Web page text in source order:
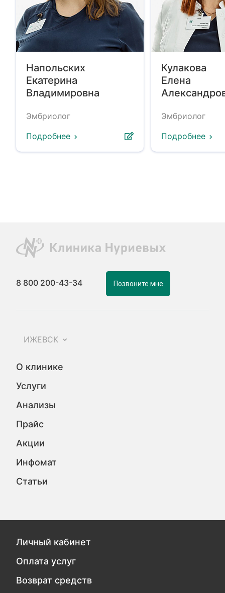
Напольских
Екатерина
Владимировна
Эмбриолог
Подробнее
Кулакова
Елена
Эмбриолог
Подробнее
8 800 200-43-34 Позвоните мне
ИЖЕВСК
О клинике
Услуги
Анализы
Прайс
Акции
Инфомат
Статьи
Личный кабинет
Оплата услуг
Возврат средств